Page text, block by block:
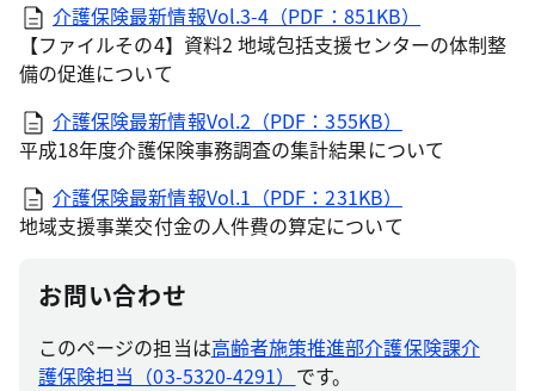
介護保険最新情報Vol.3-4（PDF：851KB）
【ファイルその4】資料2 地域包括支援センターの体制整
備の促進について
介護保険最新情報Vol.2（PDF：355KB）
平成18年度介護保険事務調査の集計結果について
介護保険最新情報Vol.1（PDF：231KB）
地域支援事業交付金の人件費の算定について
お問い合わせ
このページの担当は高齢者施策推進部介護保険課介
護保険担当（03-5320-4291） です。